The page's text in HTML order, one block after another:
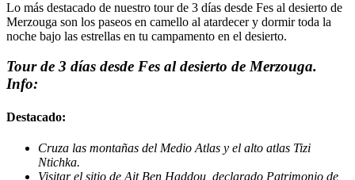
Lo más destacado de nuestro tour de 3 días desde Fes al desierto de
Merzouga son los paseos en camello al atardecer y dormir toda la
noche bajo las estrellas en tu campamento en el desierto.
Tour de 3 días desde Fes al desierto de Merzouga.
Info:
Destacado:
Cruza las montañas del Medio Atlas y el alto atlas Tizi
Ntichka.
Visitar el sitio de Ait Ben Haddou, declarado Patrimonio de